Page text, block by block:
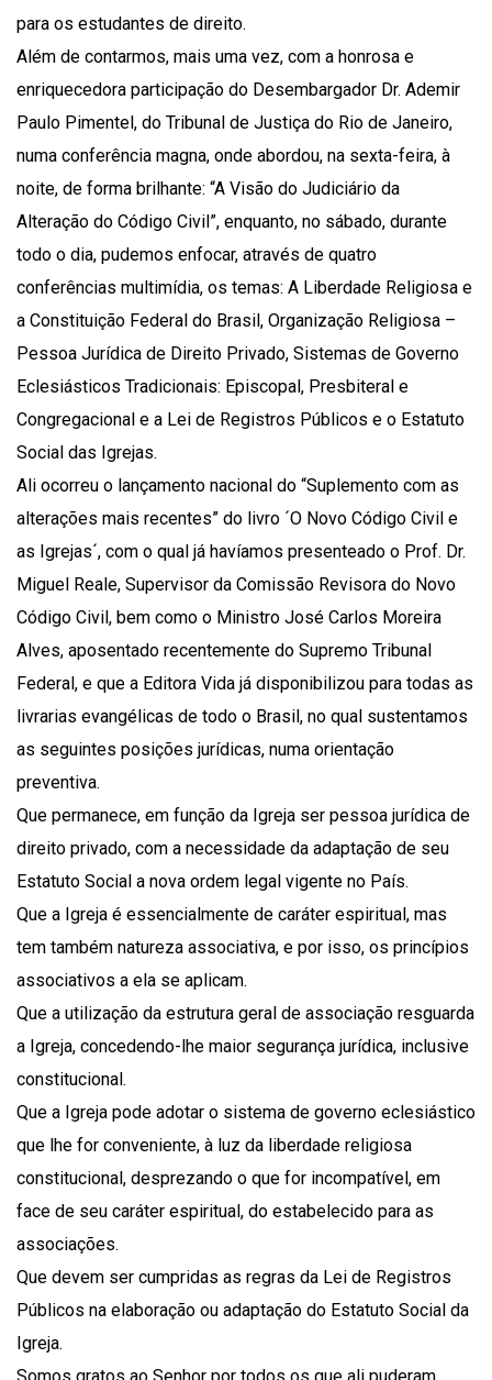
para os estudantes de direito.
Além de contarmos, mais uma vez, com a honrosa e
enriquecedora participação do Desembargador Dr. Ademir
Paulo Pimentel, do Tribunal de Justiça do Rio de Janeiro,
numa conferência magna, onde abordou, na sexta-feira, à
noite, de forma brilhante: “A Visão do Judiciário da
Alteração do Código Civil”, enquanto, no sábado, durante
todo o dia, pudemos enfocar, através de quatro
conferências multimídia, os temas: A Liberdade Religiosa e
a Constituição Federal do Brasil, Organização Religiosa –
Pessoa Jurídica de Direito Privado, Sistemas de Governo
Eclesiásticos Tradicionais: Episcopal, Presbiteral e
Congregacional e a Lei de Registros Públicos e o Estatuto
Social das Igrejas.
Ali ocorreu o lançamento nacional do “Suplemento com as
alterações mais recentes” do livro ´O Novo Código Civil e
as Igrejas´, com o qual já havíamos presenteado o Prof. Dr.
Miguel Reale, Supervisor da Comissão Revisora do Novo
Código Civil, bem como o Ministro José Carlos Moreira
Alves, aposentado recentemente do Supremo Tribunal
Federal, e que a Editora Vida já disponibilizou para todas as
livrarias evangélicas de todo o Brasil, no qual sustentamos
as seguintes posições jurídicas, numa orientação
preventiva.
Que permanece, em função da Igreja ser pessoa jurídica de
direito privado, com a necessidade da adaptação de seu
Estatuto Social a nova ordem legal vigente no País.
Que a Igreja é essencialmente de caráter espiritual, mas
tem também natureza associativa, e por isso, os princípios
associativos a ela se aplicam.
Que a utilização da estrutura geral de associação resguarda
a Igreja, concedendo-lhe maior segurança jurídica, inclusive
constitucional.
Que a Igreja pode adotar o sistema de governo eclesiástico
que lhe for conveniente, à luz da liberdade religiosa
constitucional, desprezando o que for incompatível, em
face de seu caráter espiritual, do estabelecido para as
associações.
Que devem ser cumpridas as regras da Lei de Registros
Públicos na elaboração ou adaptação do Estatuto Social da
Igreja.
Somos gratos ao Senhor por todos os que ali puderam